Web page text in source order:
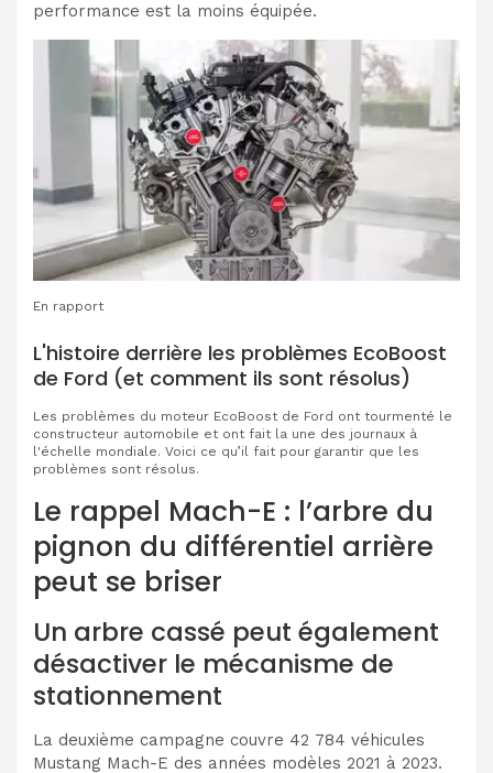
performance est la moins équipée.
En rapport
L'histoire derrière les problèmes EcoBoost
de Ford (et comment ils sont résolus)
Les problèmes du moteur EcoBoost de Ford ont tourmenté le
constructeur automobile et ont fait la une des journaux à
l'échelle mondiale. Voici ce qu’il fait pour garantir que les
problèmes sont résolus.
Le rappel Mach-E : l’arbre du
pignon du différentiel arrière
peut se briser
Un arbre cassé peut également
désactiver le mécanisme de
stationnement
La deuxième campagne couvre 42 784 véhicules
Mustang Mach-E des années modèles 2021 à 2023.